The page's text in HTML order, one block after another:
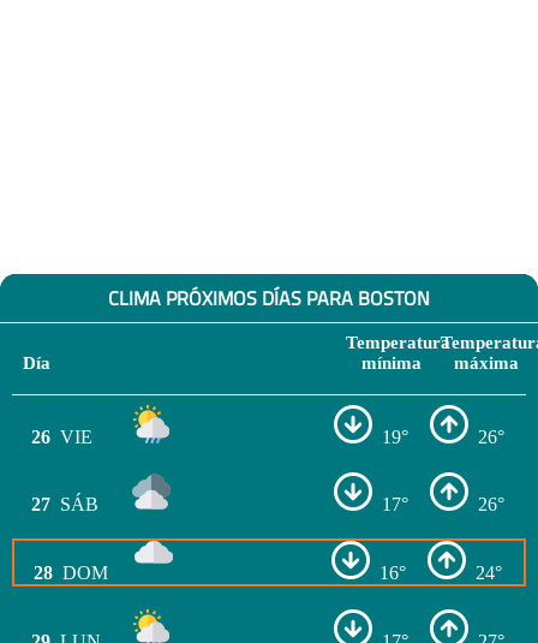
CLIMA PRÓXIMOS DÍAS PARA BOSTON
Día
Temperatura
mínima
máxima
26 VIE 19° 26°
27 SÁB 17° 26°
28 DOM 16° 24°